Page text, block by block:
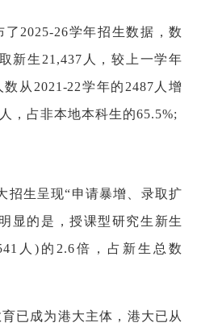
了2025-26学年招生数据，数
新生21,437人，较上一学年
从2021-22学年的2487人增
，占非本地本科生的65.5%;
生呈现“申请暴增、录取扩
显的是，授课型研究生新生
人)的2.6倍，占新生总数
成为港大主体，港大已从